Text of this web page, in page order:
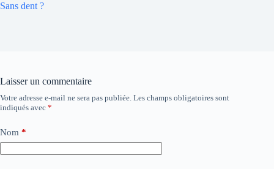
Sans dent ?
Laisser un commentaire
Votre adresse e-mail ne sera pas publiée. Les champs obligatoires sont
indiqués avec *
Nom *